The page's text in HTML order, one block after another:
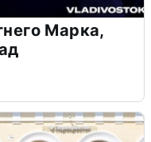
Марка,